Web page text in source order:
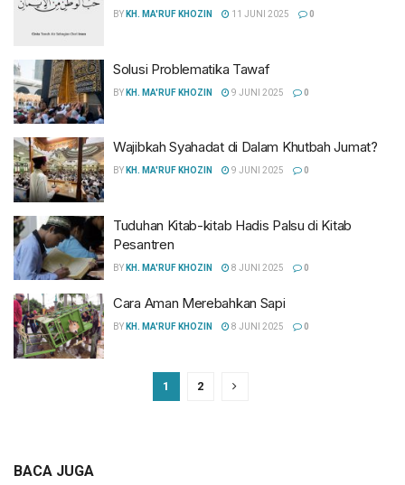
BY KH. MA'RUF KHOZIN 11 JUNI 2025 0
Solusi Problematika Tawaf
BY KH. MA'RUF KHOZIN 9 JUNI 2025 0
Wajibkah Syahadat di Dalam Khutbah Jumat?
BY KH. MA'RUF KHOZIN 9 JUNI 2025 0
Tuduhan Kitab-kitab Hadis Palsu di Kitab
Pesantren
BY KH. MA'RUF KHOZIN 8 JUNI 2025 0
Cara Aman Merebahkan Sapi
BY KH. MA'RUF KHOZIN 8 JUNI 2025 0
1 2
BACA JUGA